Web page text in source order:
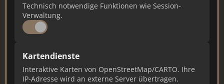
Technisch notwendige Funktionen wie Session-
Verwaltung.
Kartendienste
Interaktive Karten von OpenStreetMap/CARTO. Ihre
IP-Adresse wird an externe Server übertragen.
schiffer.immo
Gesamtpunkte